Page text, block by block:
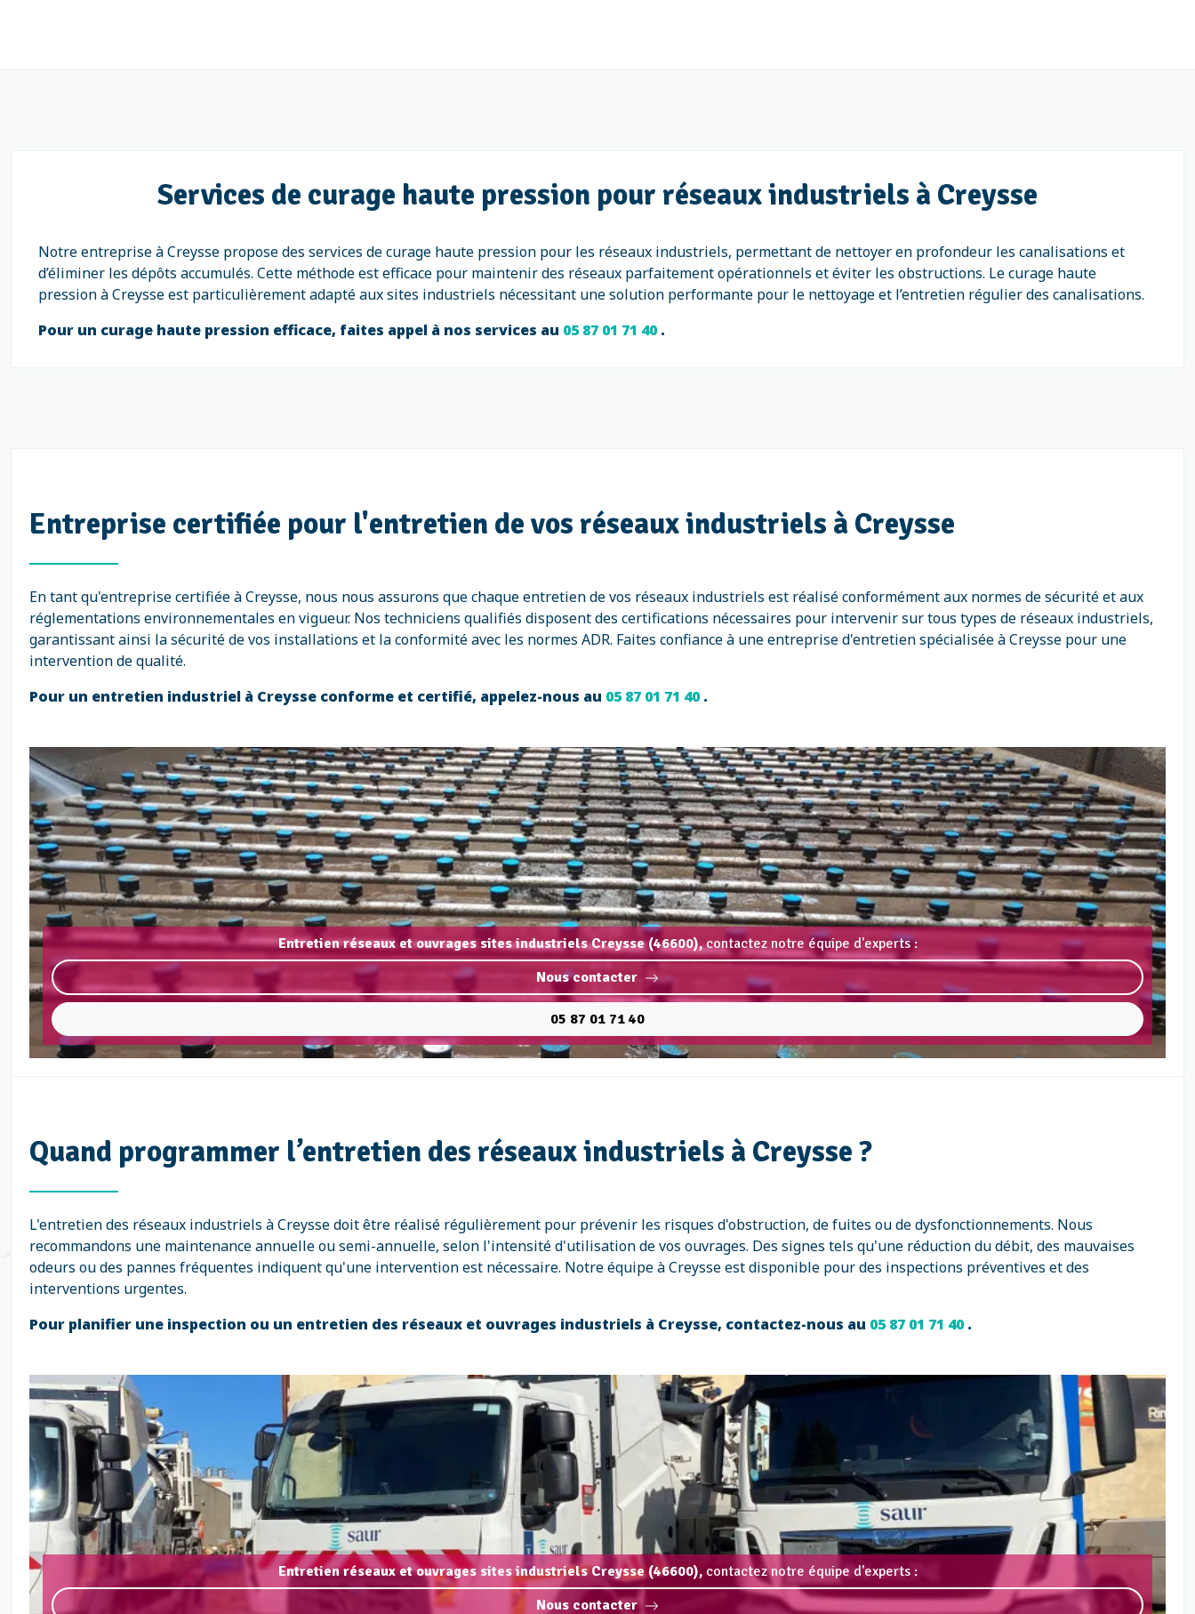
Services de curage haute pression pour réseaux industriels à Creysse
Notre entreprise à Creysse propose des services de curage haute pression pour les réseaux industriels, permettant de nettoyer en profondeur les canalisations et
d’éliminer les dépôts accumulés. Cette méthode est efficace pour maintenir des réseaux parfaitement opérationnels et éviter les obstructions. Le curage haute
pression à Creysse est particulièrement adapté aux sites industriels nécessitant une solution performante pour le nettoyage et l’entretien régulier des canalisations.
Pour un curage haute pression efficace, faites appel à nos services au 05 87 01 71 40.
Entreprise certifiée pour l'entretien de vos réseaux industriels à Creysse
En tant qu'entreprise certifiée à Creysse, nous nous assurons que chaque entretien de vos réseaux industriels est réalisé conformément aux normes de sécurité et aux
réglementations environnementales en vigueur. Nos techniciens qualifiés disposent des certifications nécessaires pour intervenir sur tous types de réseaux industriels,
garantissant ainsi la sécurité de vos installations et la conformité avec les normes ADR. Faites confiance à une entreprise d'entretien spécialisée à Creysse pour une
intervention de qualité.
Pour un entretien industriel à Creysse conforme et certifié, appelez-nous au 05 87 01 71 40.
Entretien réseaux et ouvrages sites industriels Creysse (46600),contactez notre équipe d'experts :
Nous contacter
05 87 01 71 40
Quand programmer l’entretien des réseaux industriels à Creysse ?
L'entretien des réseaux industriels à Creysse doit être réalisé régulièrement pour prévenir les risques d'obstruction, de fuites ou de dysfonctionnements. Nous
recommandons une maintenance annuelle ou semi-annuelle, selon l'intensité d'utilisation de vos ouvrages. Des signes tels qu'une réduction du débit, des mauvaises
odeurs ou des pannes fréquentes indiquent qu'une intervention est nécessaire. Notre équipe à Creysse est disponible pour des inspections préventives et des
interventions urgentes.
Pour planifier une inspection ou un entretien des réseaux et ouvrages industriels à Creysse, contactez-nous au 05 87 01 71 40.
Entretien réseaux et ouvrages sites industriels Creysse (46600), contactez notre équipe d'experts :
Nous contacter